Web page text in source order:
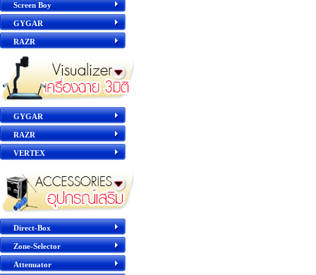
Screen Boy
GYGAR
RAZR
GYGAR
RAZR
VERTEX
Direct-Box
Zone-Selector
Attenuator